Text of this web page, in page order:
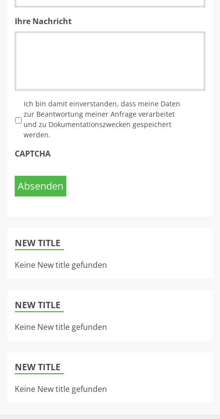
Ihre Nachricht
Ich bin damit einverstanden, dass meine Daten
zur Beantwortung meiner Anfrage verarbeitet
und zu Dokumentationszwecken gespeichert
werden.
CAPTCHA
Absenden
NEW TITLE
Keine New title gefunden
NEW TITLE
Keine New title gefunden
NEW TITLE
Keine New title gefunden